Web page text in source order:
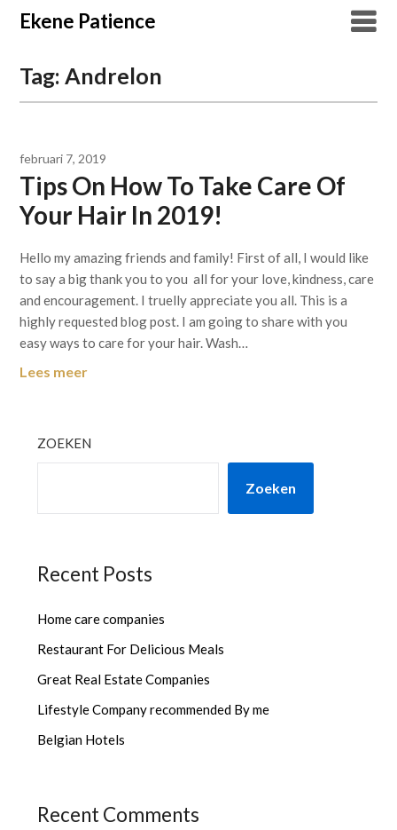
Overslaan
naar
Ekene Patience
Tag:Andrelon
februari 7, 2019
Tips On How To Take Care Of
Your Hair In 2019!
Hello my amazing friends and family! First of all, I would like
to say a big thank you to you all for your love, kindness, care
and encouragement. I truelly appreciate you all. This is a
highly requested blog post. I am going to share with you
easy ways to care for your hair. Wash…
Lees meer
ZOEKEN
Zoeken
Recent Posts
Home care companies
Restaurant For Delicious Meals
Great Real Estate Companies
Lifestyle Company recommended By me
Belgian Hotels
Recent Comments